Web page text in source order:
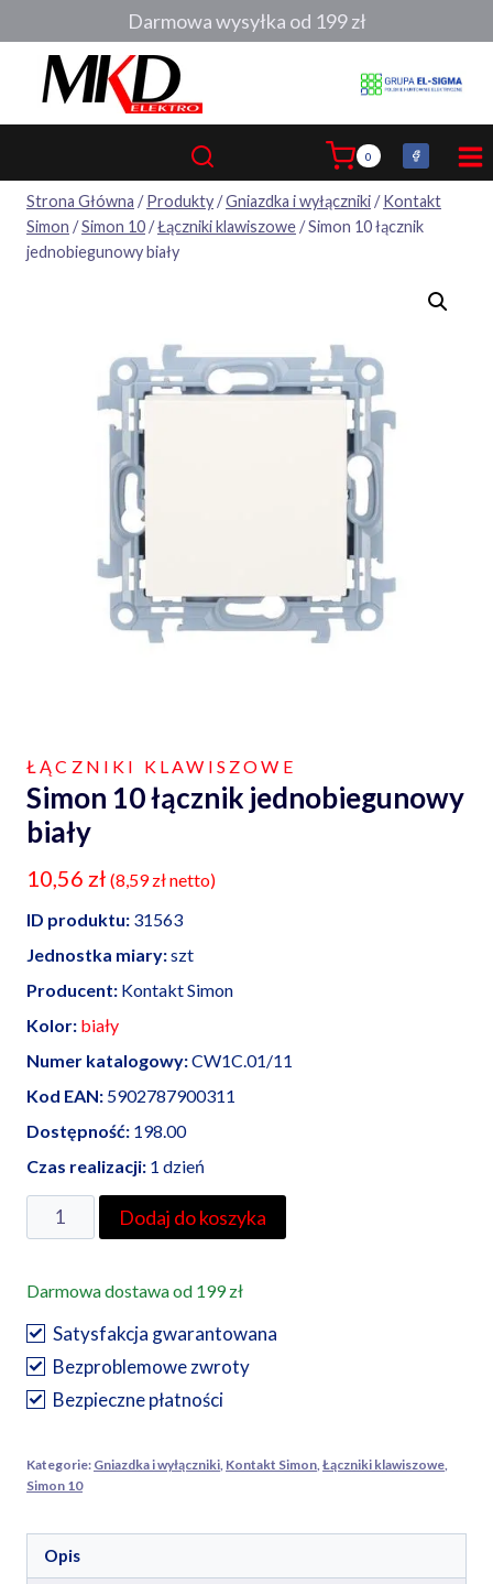
do
0
Strona Główna / Produkty/Gniazdka i wyłączniki/ Kontakt
Simon /Simon 10/Łączniki klawiszowe/Simon 10 łącznik
jednobiegunowy biały
ŁĄCZNIKI KLAWISZOWE
Simon 10 łącznik jednobiegunowy
biały
10,56 zł (8,59złnetto)
ID produktu: 31563
Jednostka miary:szt
Producent: Kontakt Simon
Kolor: biały
Numer katalogowy:CW1C.01/11
Kod EAN: 5902787900311
Dostępność: 198.00
Czas realizacji: 1 dzień
ilość
Simon
łącznik
jednobiegunowy
biały
Dodaj do koszyka
Darmowa dostawa od 199 zł
Satysfakcja gwarantowana
Bezproblemowe zwroty
Bezpieczne płatności
Kategorie: Gniazdka i wyłączniki Kontakt Simon Łączniki klawiszowe
Simon 10
Opis
Darmowa wysyłka od 199 zł